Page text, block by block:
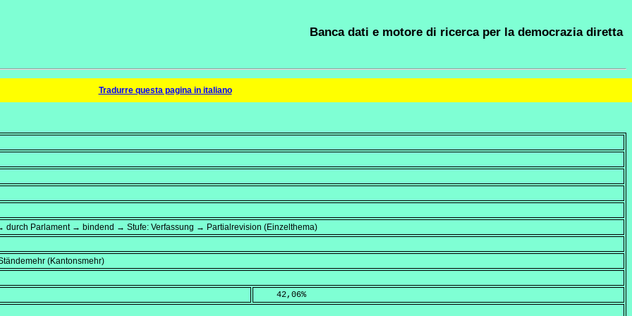
Banca dati e motore di ricerca per la democrazia diretta
Tradurre questa pagina in italiano
durch Parlament → bindend → Stufe: Verfassung → Partialrevision (Einzelthema)
(Kantonsmehr)
    42,06
%